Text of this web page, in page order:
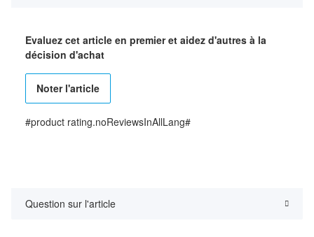
Evaluez cet article en premier et aidez d'autres à la
décision d'achat
Noter l'article
#product rating.noReviewsInAllLang#
Question sur l'article